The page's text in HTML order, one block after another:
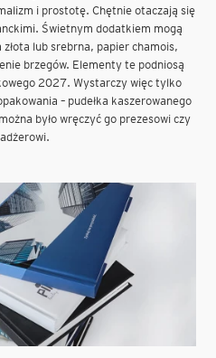
i prostotę. Chętnie otaczają się
Świetnym dodatkiem mogą
lub srebrna, papier chamois,
brzegów. Elementy te podniosą
2027. Wystarczy więc tylko
– pudełka kaszerowanego
było wręczyć go prezesowi czy